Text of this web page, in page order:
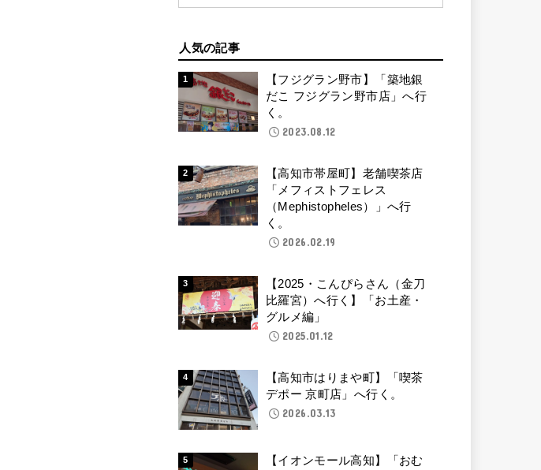
人気の記事
【フジグラン野市】「築地銀
だこ フジグラン野市店」へ行
く。
2023.08.12
【高知市帯屋町】老舗喫茶店
「メフィストフェレス
（Mephistopheles）」へ行
く。
2026.02.19
【2025・こんぴらさん（金刀
比羅宮）へ行く】「お土産・
グルメ編」
2025.01.12
【高知市はりまや町】「喫茶
デポー 京町店」へ行く。
2026.03.13
【イオンモール高知】「おむ